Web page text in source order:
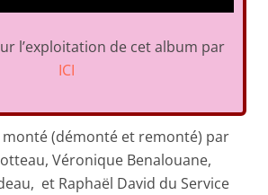
l’exploitation de cet album par
ICI
monté (démonté et remonté) par
Véronique Benalouane,
et Raphaël David du Service